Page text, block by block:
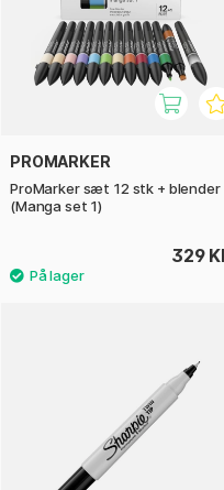
PROMARKER
ProMarker sæt 12 stk + blender
(Manga set 1)
329